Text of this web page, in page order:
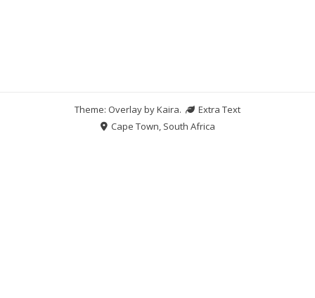
Theme: Overlay byKaira.
Extra Text
Cape Town, South Africa